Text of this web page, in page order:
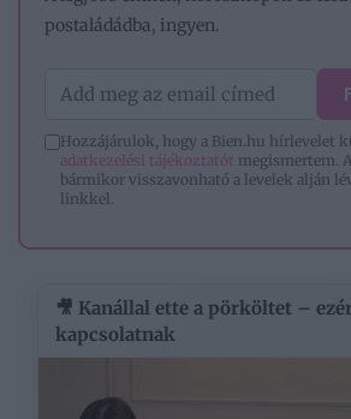
postaládádba, ingyen.
Hozzájárulok, hogy a Bien.hu hírlevelet
adatkezelési tájékoztatót megismertem.
bármikor visszavonható a levelek alján
linkkel.
🎥 Kanállal ette a pörköltet –
kapcsolatnak